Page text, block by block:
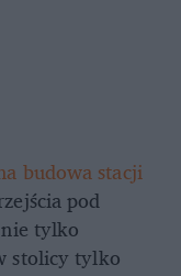
budowa stacji
pod
tylko
stolicy tylko